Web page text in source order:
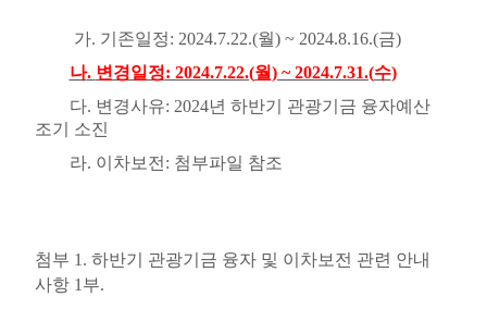
가. 기존일정: 2024.7.22.(월) ~ 2024.8.16.(금)
나. 변경일정: 2024.7.22.(월) ~ 2024.7.31.(수)
다. 변경사유: 2024년 하반기 관광기금 융자예산
조기 소진
라. 이차보전 : 첨부파일 참조
첨부 1. 하반기 관광기금 융자 및 이차보전 관련 안내
사항 1 부.